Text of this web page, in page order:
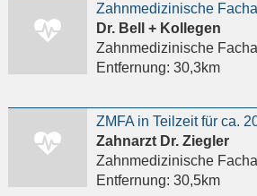
Zahnmedizinische
Dr. Bell + Kollegen
Zahnmedizinische
Entfernung: 30,3km
Zahnarzt Dr. Ziegler
Zahnmedizinische
Entfernung: 30,5km